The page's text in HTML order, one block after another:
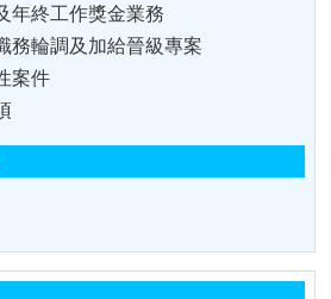
年終工作獎金業務
務輪調及加給晉級專案
案件